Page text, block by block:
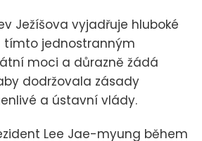
Ježíšova vyjadřuje hluboké
tímto jednostranným
moci a důrazně žádá
dodržovala zásady
a ústavní vlády.
Lee Jae-myung během